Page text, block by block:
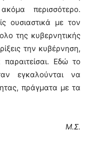
περισσότερο.
ουσιαστικά με τον
της κυβερνητικής
την κυβέρνηση,
Εδώ το
εγκαλούνται να
πράγματα με τα
Μ.Σ.